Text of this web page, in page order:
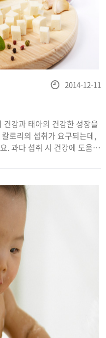
로리의 섭취가 요구되는데,
. 과다 섭취 시 건강에 도움이
등
2014-12-11